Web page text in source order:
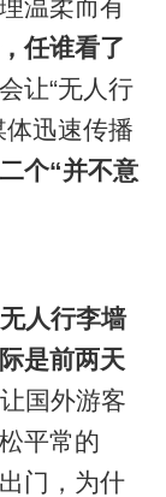
温柔而有
任谁看了
让“无人行
体迅速传播
个“并不意
人行李墙
是前两天
国外游客
平常的
门，为什